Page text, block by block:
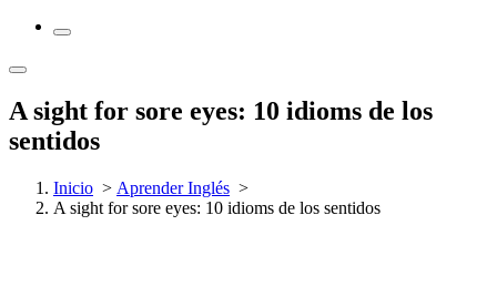
A sight for sore eyes: 10 idioms de los
sentidos
Inicio > Aprender Inglés >
A sight for sore eyes: 10 idioms de los sentidos